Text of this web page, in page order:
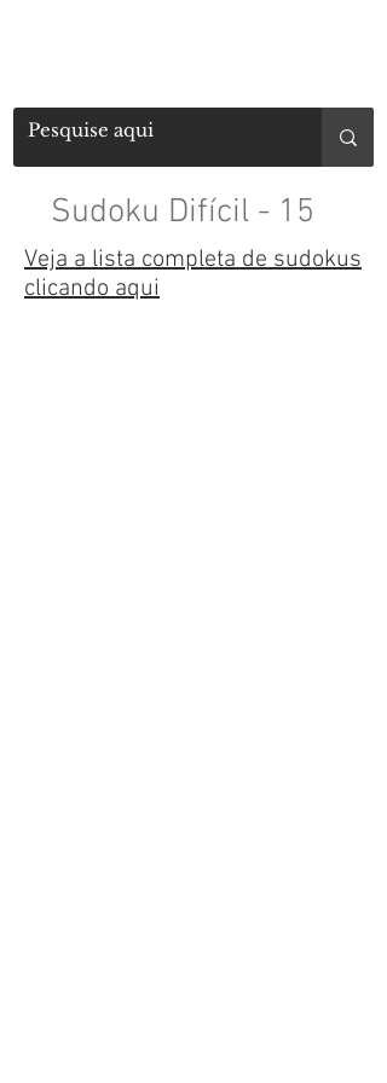
Sudoku Difícil - 15
Veja a lista completa de sudokus
clicando aqui